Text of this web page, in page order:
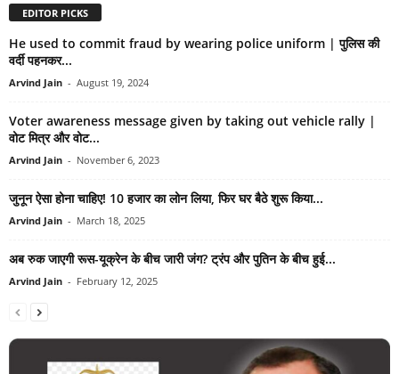
EDITOR PICKS
He used to commit fraud by wearing police uniform | पुलिस की
वर्दी पहनकर...
Arvind Jain - August 19, 2024
Voter awareness message given by taking out vehicle rally |
वोट मित्र और वोट...
Arvind Jain - November 6, 2023
जुनून ऐसा होना चाहिए! 10 हजार का लोन लिया, फिर घर बैठे शुरू किया...
Arvind Jain - March 18, 2025
अब रुक जाएगी रूस-यूक्रेन के बीच जारी जंग? ट्रंप और पुतिन के बीच हुई...
Arvind Jain - February 12, 2025